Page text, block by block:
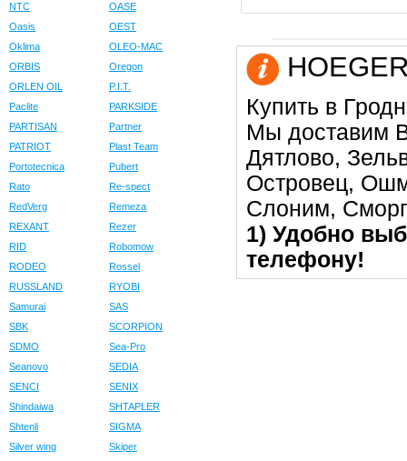
NTC
OASE
Oasis
OEST
Oklima
OLEO-MAC
ORBIS
Oregon
ORLEN OIL
P.I.T.
Paclite
PARKSIDE
PARTISAN
Partner
PATRIOT
Plast Team
Portotecnica
Pubert
Rato
Re-spect
RedVerg
Remeza
REXANT
Rezer
RID
Robomow
RODEO
Rossel
RUSSLAND
RYOBI
Samurai
SAS
SBK
SCORPION
SDMO
Sea-Pro
Seanovo
SEDIA
SENCI
SENIX
Shindaiwa
SHTAPLER
Shtenli
SIGMA
Silver wing
Skiper
Купить в
Мы доставим
Дятлово,
Островец,
Слоним,
1) Удобно
телефону!